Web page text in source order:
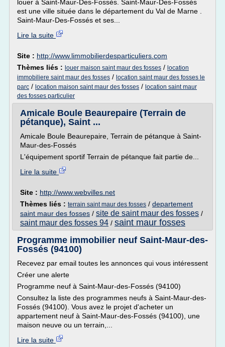
louer à Saint-Maur-Des-Fossés. Saint-Maur-Des-Fossés
est une ville située dans le département du Val de Marne .
Saint-Maur-Des-Fossés et ses...
Lire la suite
Site : http://www.limmobilierdesparticuliers.com
Thèmes liés : louer maison saint maur des fosses / location
immobiliere saint maur des fosses / location saint maur des fosses le
parc / location maison saint maur des fosses / location saint maur
des fosses particulier
Amicale Boule Beaurepaire (Terrain de
pétanque), Saint ...
Amicale Boule Beaurepaire, Terrain de pétanque à Saint-
Maur-des-Fossés
L'équipement sportif Terrain de pétanque fait partie de...
Lire la suite
Site : http://www.webvilles.net
Thèmes liés : terrain saint maur des fosses / departement
saint maur des fosses / site de saint maur des fosses /
saint maur des fosses 94 / saint maur fosses
Programme immobilier neuf Saint-Maur-des-
Fossés (94100)
Recevez par email toutes les annonces qui vous intéressent
Créer une alerte
Programme neuf à Saint-Maur-des-Fossés (94100)
Consultez la liste des programmes neufs à Saint-Maur-des-
Fossés (94100). Vous avez le projet d'acheter un
appartement neuf à Saint-Maur-des-Fossés (94100), une
maison neuve ou un terrain,...
Lire la suite